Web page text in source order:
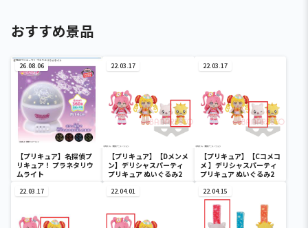
おすすめ景品
26.08.06
【プリキュア】名探偵プ
リキュア！ プラネタリウ
ムライト
22.03.17
【プリキュア】【Dメンメ
ン】デリシャスパーティ
プリキュア ぬいぐるみ2
22.03.17
【プリキュア】【Cコメコ
メ 】デリシャスパーティ
プリキュア ぬいぐるみ2
22.03.17 22.04.01 22.04.15